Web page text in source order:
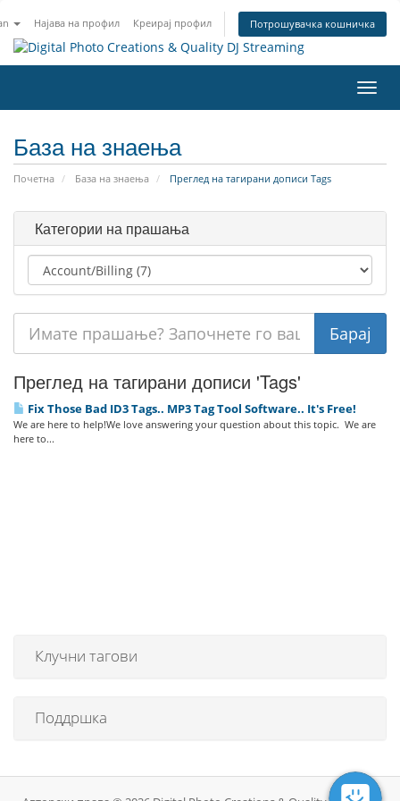
Најава на профил Креирај профил Потрошувачка кошничка
ја
База на знаења
Почетна База на знаења Преглед на тагирани дописи Tags
Категории на прашања
Преглед на тагирани дописи 'Tags'
Fix Those Bad ID3 Tags.. MP3 Tag Tool Software.. It's Free!
We are here to help!We love answering your question about this topic. We are
here to...
Клучни тагови
Поддршка